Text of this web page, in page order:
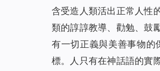
含受造人類活出正常人性
類的諄諄教導、勸勉、鼓
有一切正義與美善事物的
標。人只有在神話語的實